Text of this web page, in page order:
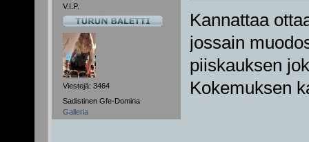
V.I.P.
Viestejä: 3464
Sadistinen Gfe-Domina
Galleria
Kannattaa
jossain
piiskauksen
Kokemuksen